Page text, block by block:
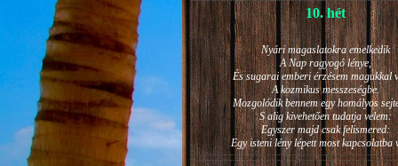
10. hét
Nyári magaslatokra emelkedik
A Nap ragyogó lénye,
És sugarai emberi érzésem magukkal
A kozmikus messzeségbe.
Mozgolódik bennem egy homályos
S alig kivehetően tudatja velem:
Egyszer majd csak felismered:
Egy isteni lény lépett most kapcsolatba